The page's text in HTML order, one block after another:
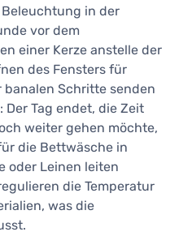
in der
vor dem
einer Kerze anstelle der
des Fensters für
Schritte senden
Der Tag endet, die Zeit
weiter gehen möchte,
die Bettwäsche in
oder Leinen leiten
die Temperatur
was die